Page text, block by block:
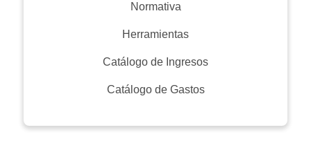
Normativa
Herramientas
Catálogo de Ingresos
Catálogo de Gastos